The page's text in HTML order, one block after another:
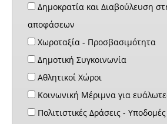
Δημοκρατία και Διαβούλευση
αποφάσεων
Χωροταξία - Προσβασιμότητα
Δημοτική Συγκοινωνία
Αθλητικοί Χώροι
Κοινωνική Μέριμνα για
Πολιτιστικές Δράσεις - Υποδομές